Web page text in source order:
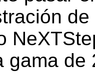
de
gama de